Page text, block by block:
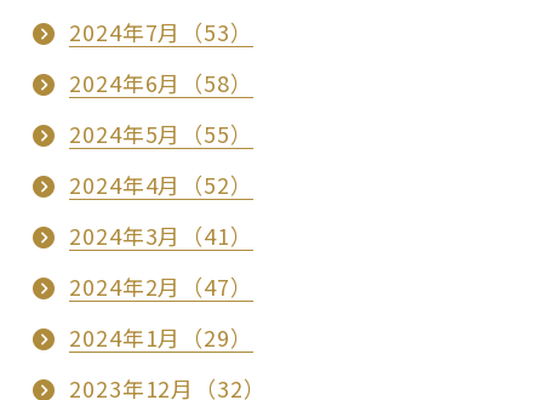
2024年7月（53）
2024年6月（58）
2024年5月（55）
2024年4月（52）
2024年3月（41）
2024年2月（47）
2024年1月（29）
2023年12月（32）